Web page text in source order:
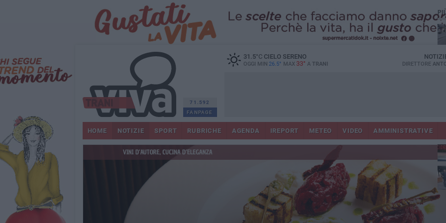
71.592
FANPAGE
31.5°CCIELO SERENO
OGGI MIN 26.5° MAX 33° A TRANI DIRETTORE
HOME NOTIZIE SPORT RUBRICHE AGENDA IREPORT METEO VIDEO AMMINISTRATIVE